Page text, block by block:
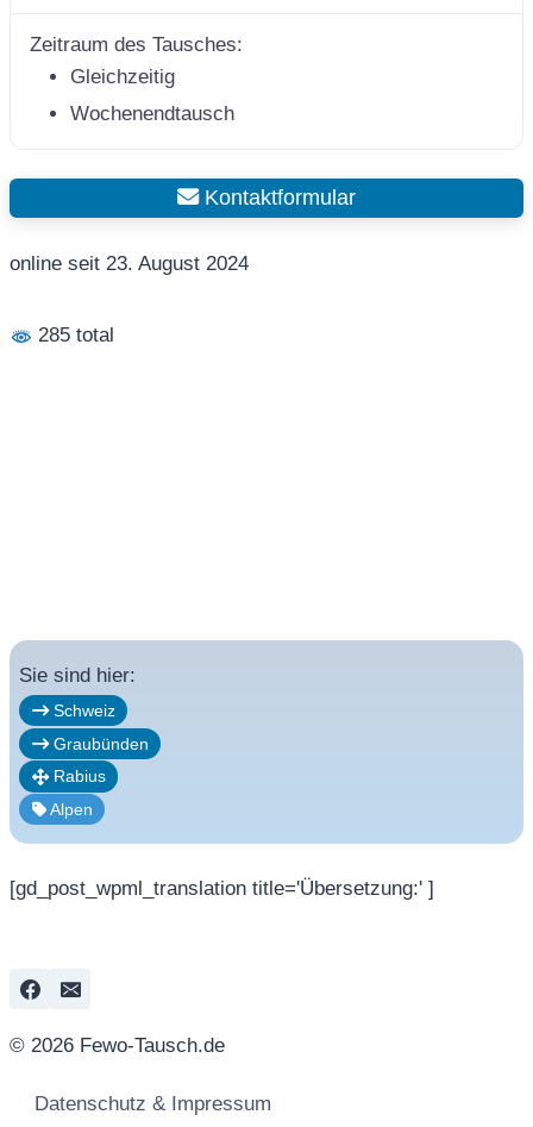
Zeitraum des Tausches:
Gleichzeitig
Wochenendtausch
Kontaktformular
online seit 23. August 2024
285 total
Sie sind hier:
Schweiz
Graubünden
Rabius
Alpen
[gd_post_wpml_translation title='Übersetzung:' ]
© 2026 Fewo-Tausch.de
Datenschutz & Impressum